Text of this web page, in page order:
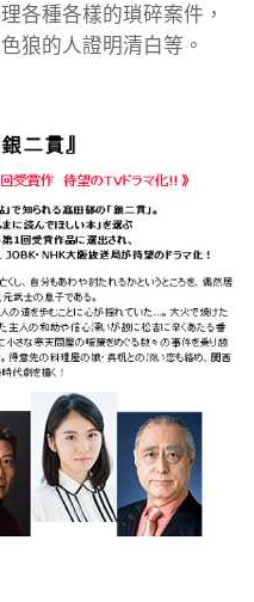
各種各樣的瑣碎案件，
狼的人證明清白等。